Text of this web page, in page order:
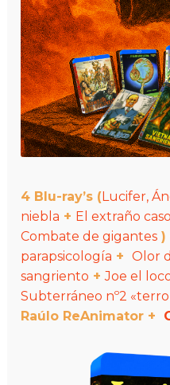
4 Blu-ray’s(Lucifer,
niebla + El extraño
Combate de gigantes)
parapsicología + Olor
sangriento +Joe el
Subterráneo nº2
Raúlo ReAnimator +